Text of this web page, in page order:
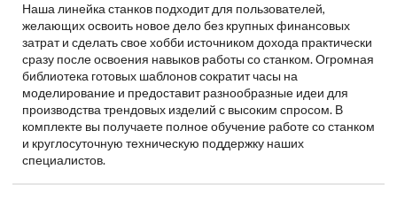
Наша линейка станков подходит для пользователей,
желающих освоить новое дело без крупных финансовых
затрат и сделать свое хобби источником дохода практически
сразу после освоения навыков работы со станком. Огромная
библиотека готовых шаблонов сократит часы на
моделирование и предоставит разнообразные идеи для
производства трендовых изделий с высоким спросом. В
комплекте вы получаете полное обучение работе со станком
и круглосуточную техническую поддержку наших
специалистов.